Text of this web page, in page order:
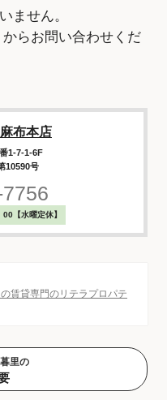
ません。
からお問い合わせくだ
布本店
1-7-1-6F
10590号
【水曜定休】
賃貸専門のリテラプロパテ
里の